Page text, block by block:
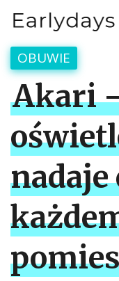
OBUWIE
Akari